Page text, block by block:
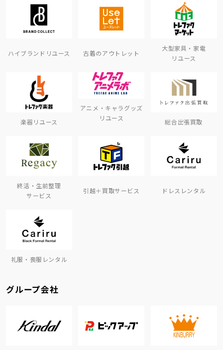
ハイブランドリユース 古着のアウトレット
大型家具・家電
リユース
楽器リユース
アニメ・キャラグッズ
リユース
総合出張買取
終活・生前整理
サービス
引越＋買取サービス ドレスレンタル
礼服・喪服レンタル
グループ会社